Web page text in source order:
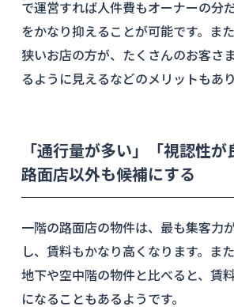
で運営すれば人件費もオーナーの分
をかなり抑えることが可能です。ま
狭いお店の方が、たくさんのお客さ
るように見えるなどのメリットもあり
「通行量が多い」「視認性が
路面店以外も候補にする
一階の路面店の物件は、最も集客力
し、賃料もかなり高くなります。ま
地下や空中階の物件と比べると、賃
になることもあるようです。